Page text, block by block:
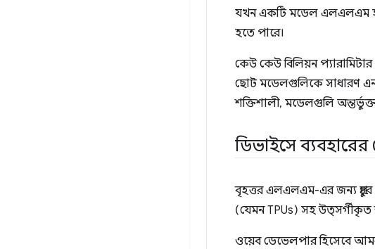
যখন একটি মডেল এলএলএম
হতে পারে।
কেউ কেউ বিলিয়ন
ছোট মডেলগুলিকে সাধারণ
শক্তিশালী, মডেলগুলি অন্তর্ভুক্ত
ডিভাইসে
বৃহত্তর এলএলএম-এর জন্য প্রচুর
(যেমন TPUs) সহ উত্সর্গীকৃত
ওয়েব ডেভেলপার হিসেবে